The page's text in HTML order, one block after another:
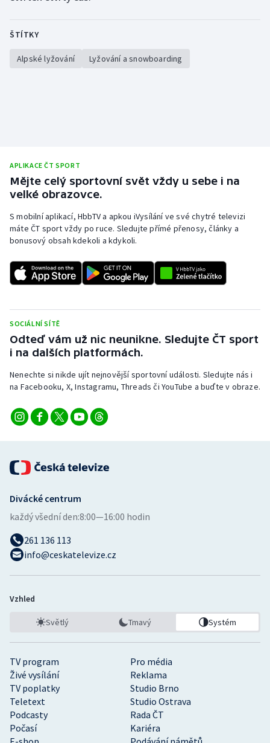
Moderní pětiboj
Motorsport
Olympijské hry
Parasport
Plavání
Plážový volejbal
Ragby
Rychlostní kanoistika
Short track
Triatlon
Veslování
Volejbal
Ostatní
ŠTÍTKY
Alpské lyžování Lyžování a snowboarding
APLIKACE ČT SPORT
Mějte celý sportovní svět vždy u sebe i na
velké obrazovce.
S mobilní aplikací, HbbTV a apkou iVysílání ve své chytré televizi
máte ČT sport vždy po ruce. Sledujte přímé přenosy, články a
bonusový obsah kdekoli a kdykoli.
SOCIÁLNÍ SÍTĚ
Odteď vám už nic neunikne. Sledujte ČT sport
i na dalších platformách.
Nenechte si nikde ujít nejnovější sportovní události. Sledujte nás i
na Facebooku, X, Instagramu, Threads či YouTube a buďte v obraze.
TV program
Pro média
Živé vysílání
Reklama
TV poplatky
Studio Brno
Teletext
Studio Ostrava
Podcasty
Rada ČT
Počasí
Kariéra
Divácké centrum
každý všední den:8:00—16:00 hodin
261 136 113
info@ceskatelevize.cz
Vzhled
Světlý Tmavý Systém